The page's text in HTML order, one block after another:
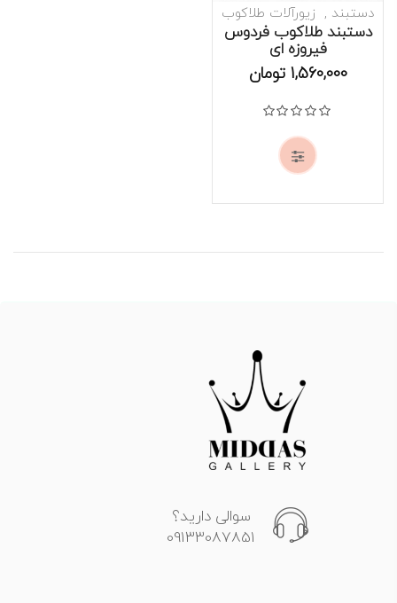
موجود است
دستبند زیورآلات طلاکوب
دستبند طلاکوب فردوس
فیروزه ای
1,560,000 تومان
نمره0از 5
multiple
The
on
the
product
سوالی دارید؟
09133087851